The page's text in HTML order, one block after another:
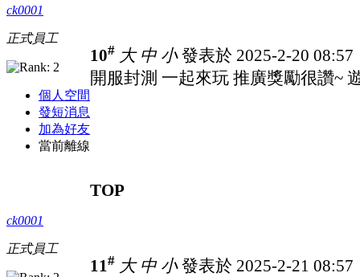
ck0001
正式員工
個人空間
發短消息
加為好友
當前離線
10# 大 中 小發表於 2025-2-20
開服封測 一起來玩 推廣獎勵很讚~
TOP
ck0001
正式員工
11# 大 中 小發表於 2025-2-21